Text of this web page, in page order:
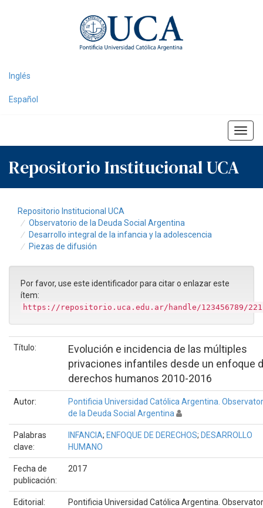
Inglés
Español
Repositorio Institucional UCA
Repositorio Institucional UCA
Observatorio de la Deuda Social Argentina
Desarrollo integral de la infancia y la adolescencia
Piezas de difusión
Por favor, use este identificador para citar o enlazar este
ítem:
https://repositorio.uca.edu.ar/handle/123456789/
Título:
Evolución e incidencia de las múltiples
privaciones infantiles desde un enfoque
derechos humanos 2010-2016
Autor:
Pontificia Universidad Católica Argentina.
de la Deuda Social Argentina
Palabras
clave:
INFANCIA; ENFOQUE DE DERECHOS; DESARROLLO
HUMANO
Fecha de
publicación:
2017
Editorial:
Pontificia Universidad Católica Argentina.